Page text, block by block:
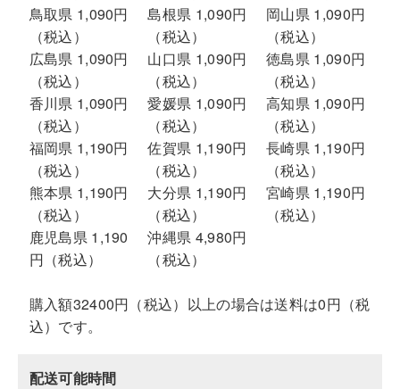
鳥取県 1,090円
（税込）
島根県 1,090円
（税込）
岡山県 1,090円
（税込）
広島県 1,090円
（税込）
山口県 1,090円
（税込）
徳島県 1,090円
（税込）
香川県 1,090円
（税込）
愛媛県 1,090円
（税込）
高知県 1,090円
（税込）
福岡県 1,190円
（税込）
佐賀県 1,190円
（税込）
長崎県 1,190円
（税込）
熊本県 1,190円
（税込）
大分県 1,190円
（税込）
宮崎県 1,190円
（税込）
鹿児島県 1,190
円（税込）
沖縄県 4,980円
（税込）
購入額32400円（税込）以上の場合は送料は0円（税
込）です。
配送可能時間